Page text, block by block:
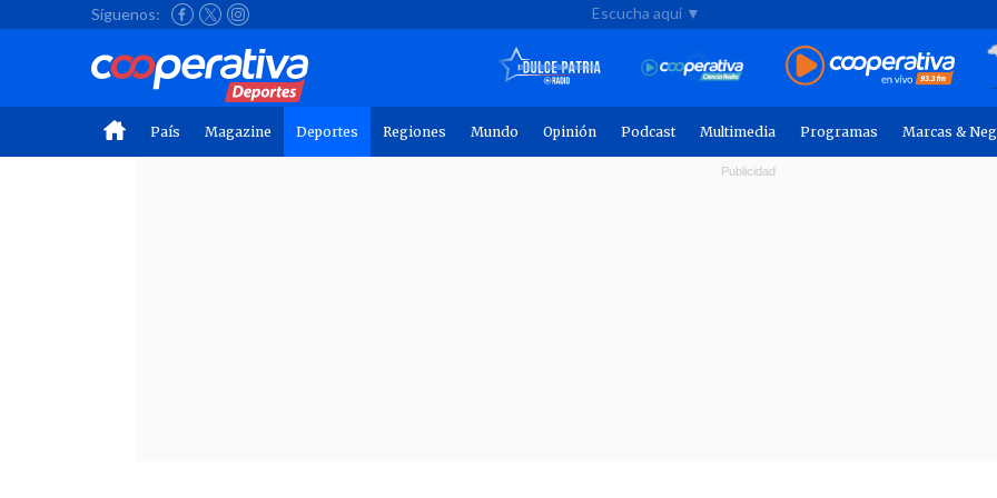
Síguenos: Escucha aquí ▼
País Magazine Deportes Regiones Mundo Opinión Podcast Multimedia Programas Marcas &